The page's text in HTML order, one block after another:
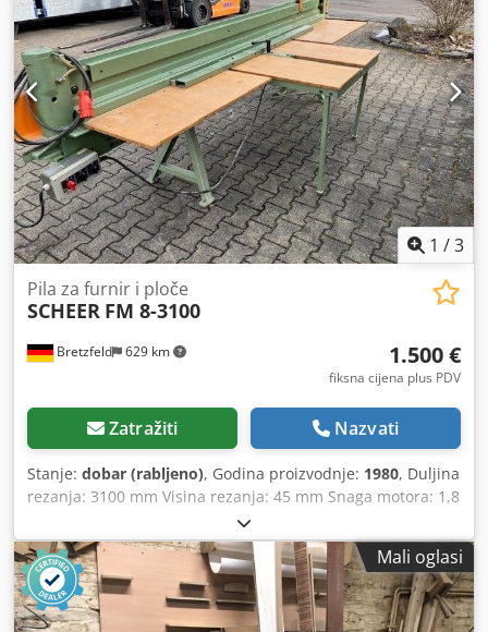
1 /3
Bretzfeld 629 km
Pila za furnir i ploče
SCHEER FM 8-3100
1.500 €
fiksna cijena plus PDV
Zatražiti Nazvati
Stanje: dobar (rabljeno), Godina proizvodnje: 1980, Duljina
rezanja: 3100 mm Visina rezanja: 45 mm Snaga motora: 1,8
kW Težina stroja: cca 500 kg - pneumatska stezna greda -
stolić za naslon furnira - paralelni graničnik sa 6 prstiju za
potiskivanje - uređaj za usisavanje strugotine Dkjdpfxeyku
U Ne Anzor
Mali oglasi